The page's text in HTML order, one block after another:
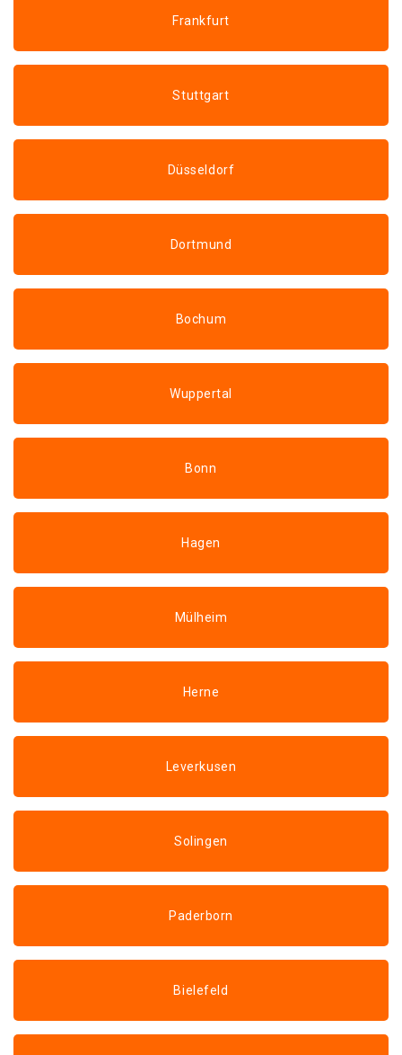
Frankfurt
Stuttgart
Düsseldorf
Dortmund
Bochum
Wuppertal
Bonn
Hagen
Mülheim
Herne
Leverkusen
Solingen
Paderborn
Bielefeld